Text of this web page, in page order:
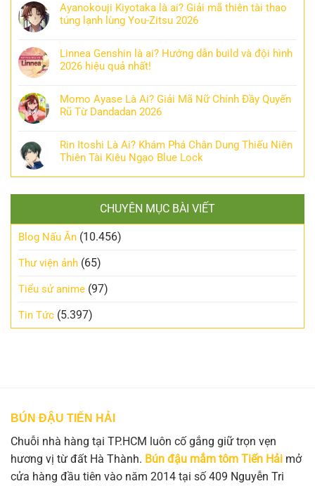
Ayanokouji Kiyotaka là ai? Giải mã thiên tài thao
túng lạnh lùng You-Zitsu 2026
Linnea Genshin là ai? Hướng dẫn build và đội hình
2026 hiệu quả nhất!
Momo Ayase Là Ai? Giải Mã Nữ Chính Đầy Quyến
Rũ Từ Dandadan 2026
Rin Itoshi Là Ai? Khám Phá Chân Dung Thiếu Niên
Thiên Tài Kiêu Ngạo Blue Lock
CHUYÊN MỤC BÀI VIẾT
Blog Nấu Ăn (10.456)
Thư viện ảnh (65)
Tiểu sử anime (97)
Tin Tức (5.397)
BÚN ĐẬU TIẾN HẢI
Chuỗi nhà hàng tại TP.HCM luôn cố gắng giữ trọn vẹn
hương vị từ đất Hà Thành. Bún đậu mắm tôm Tiến Hải mở
cửa hàng đầu tiên vào năm 2014 tại số 409 Nguyễn Tri